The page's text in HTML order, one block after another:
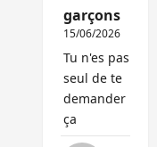
garçons
15/06/2026
Tu n'es pas
seul de te
demander
ça